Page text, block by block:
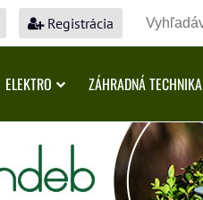
Registrácia
ELEKTRO ZÁHRADNÁ TECHNIKA